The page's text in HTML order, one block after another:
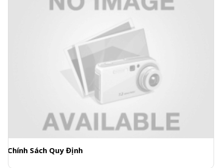
Chính Sách Quy Định